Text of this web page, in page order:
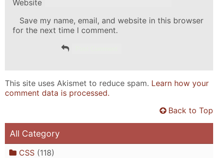
Website
Save my name, email, and website in this browser
for the next time I comment.
This site uses Akismet to reduce spam. Learn how your
comment data is processed.
Back to Top
All Category
CSS(118)